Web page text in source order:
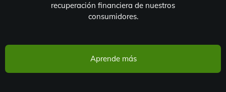
recuperación financiera de nuestros
consumidores.
Aprende más